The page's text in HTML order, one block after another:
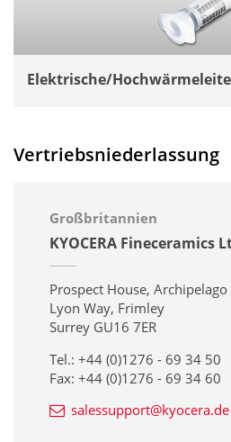
Elektrische/
Vertriebsniederlassung
Großbritannien
KYOCERA Fineceramics
Prospect House, Archipelago
Lyon Way, Frimley
Surrey GU16 7ER
Tel.: +44 (0)1276 - 69 34 50
Fax: +44 (0)1276 - 69 34 60
salessupport@kyocera.de